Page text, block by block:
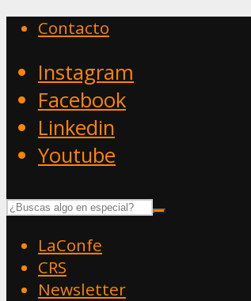
Contacto
Instagram
Facebook
Linkedin
Youtube
LaConfe
CRS
Newsletter